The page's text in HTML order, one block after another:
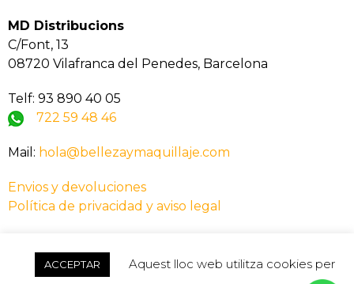
MD Distribucions
C/Font, 13
08720 Vilafranca del Penedes, Barcelona
Telf: 93 890 40 05
722 59 48 46
Mail: hola@bellezaymaquillaje.com
Envios y devoluciones
Política de privacidad y aviso legal
ACCEPTAR Aquest lloc web utilitza cookies per